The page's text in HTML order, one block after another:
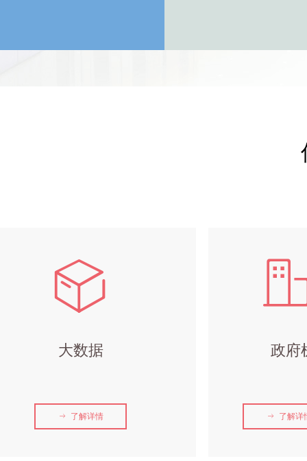
ꁦ
大数据
ꁹ 了解详情 ꁹ 了解详
政府